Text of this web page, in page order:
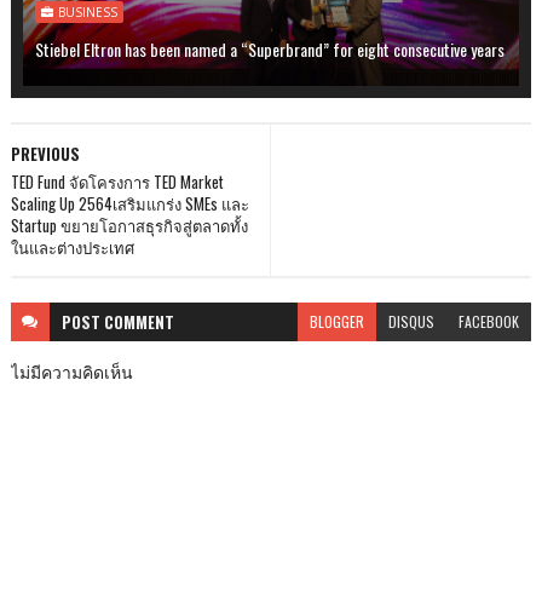
BUSINESS
Stiebel Eltron has been named a “Superbrand” for eight consecutive years
PREVIOUS
TED Fund จัดโครงการ TED Market
Scaling Up 2564เสริมแกร่ง SMEs และ
Startup ขยายโอกาสธุรกิจสู่ตลาดทั้ง
ในและต่างประเทศ
POST COMMENT BLOGGER DISQUS FACEBOOK
ไม่มีความคิดเห็น